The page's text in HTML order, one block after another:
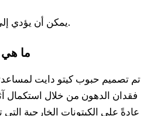
يمكن أن يؤدي.
ما هي
تم تصميم حبوب كيتو دايت
فقدان الدهون من خلال استكمال
عادةً على الكيتونات الخارجية التي